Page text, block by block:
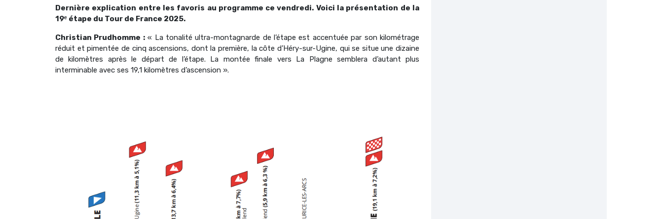
Dernière explication entre les favoris au programme ce vendredi. Voici la présentation de la
19ᵉ étape du Tour de France 2025.
Christian Prudhomme :« La tonalité ultra-montagnarde de l’étape est accentuée par son kilométrage
réduit et pimentée de cinq ascensions, dont la première, la côte d’Héry-sur-Ugine, qui se situe une dizaine
de kilomètres après le départ de l’étape. La montée finale vers La Plagne semblera d’autant plus
interminable avec ses 19,1 kilomètres d’ascension ».